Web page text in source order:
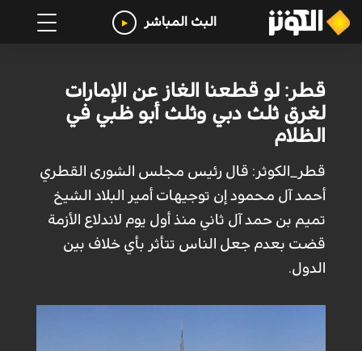
البث المباشر
قطر: لو قطعنا الغاز عن الإمارات
لغرق ثلث دبي وثلث أبو ظبي في
الظلام
قطر_الكوثر: قال رئيس مجلس الشورى القطري
أحمد آل محمود إن توجيهات أمير البلاد الشيخ
تميم بن حمد آل ثاني منذ أول يوم لاندلاع الأزمة
قضت بعدم جعل الناس تتأثر بأي خلاف بين
الدول.